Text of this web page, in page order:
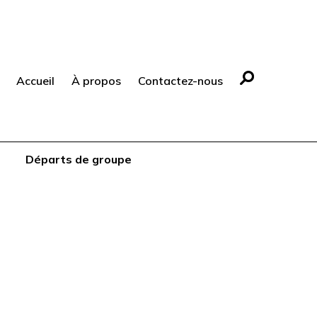
Accueil À propos Contactez-nous
Départs de groupe